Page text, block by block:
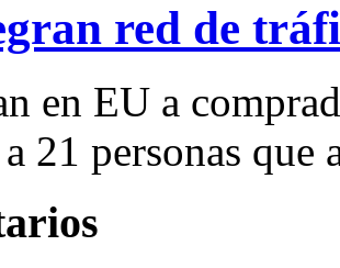
red de
en EU a
21 personas que